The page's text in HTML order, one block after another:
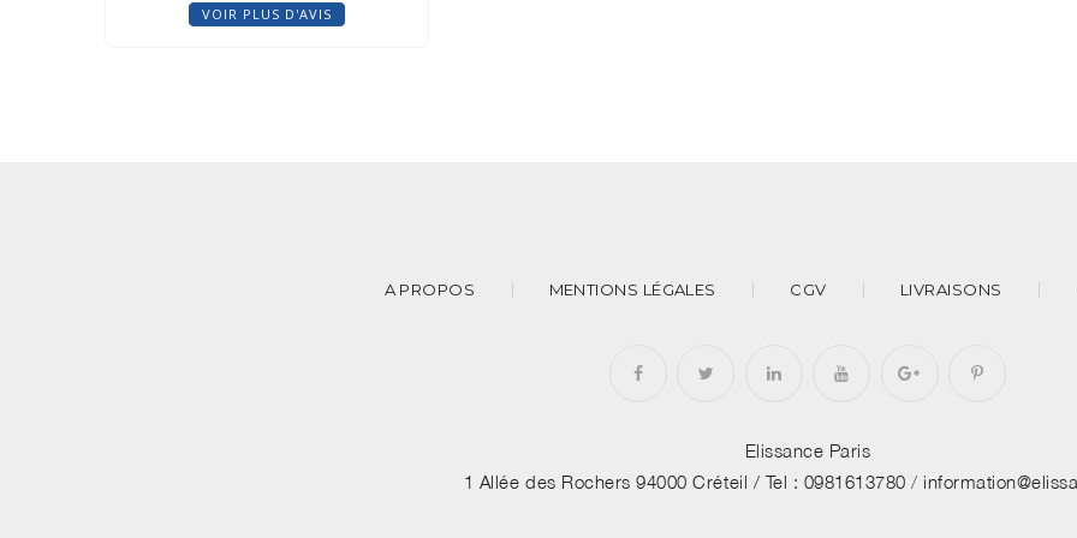
VOIR PLUS D'AVIS
A PROPOS MENTIONS LÉGALES CGV LIVRAISONS
Elissance Paris
1 Allée des Rochers 94000 Créteil / Tel : 0981613780 /